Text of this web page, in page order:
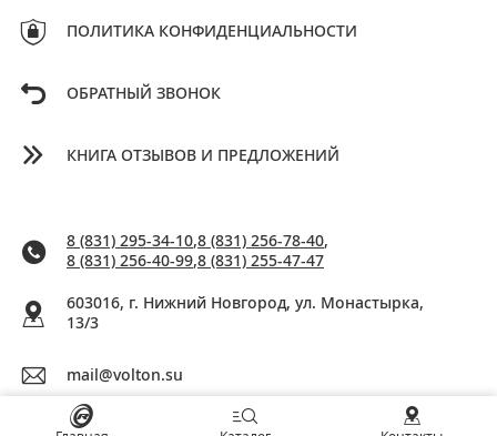
ПОЛИТИКА КОНФИДЕНЦИАЛЬНОСТИ
ОБРАТНЫЙ ЗВОНОК
КНИГА ОТЗЫВОВ И ПРЕДЛОЖЕНИЙ
8 (831) 295-34-10,8 (831) 256-78-40,
8 (831) 256-40-99,8 (831) 255-47-47
603016, г. Нижний Новгород, ул. Монастырка,
13/3
mail@volton.su